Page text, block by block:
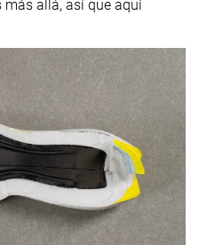
allá, así que aquí